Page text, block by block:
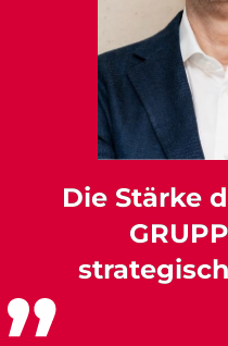
Die Stärke